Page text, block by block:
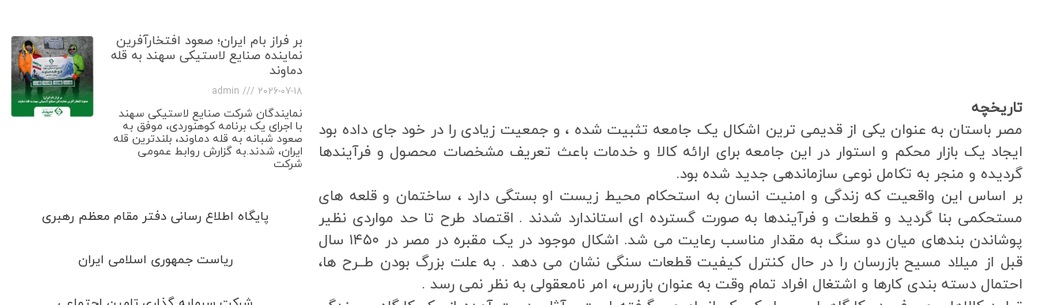
تاریخچه
مصر باستان به عنوان یکی از قدیمی ترین اشکال یک جامعه تثبیت شده ، و جمعیت زیادی را در خود جای داده بود
ایجاد یک بازار محکم و استوار در این جامعه برای ارائه کالا و خدمات باعث تعریف مشخصات محصول و فرآیندها
گردیده و منجر به تکامل نوعی سازماندهی جدید شده بود.
بر اساس این واقعیت که زندگی و امنیت انسان به استحکام محیط زیست او بستگی دارد ، ساختمان و قلعه های
مستحکمی بنا گردید و قطعات و فرآیندها به صورت گسترده ای استاندارد شدند . اقتصاد طرح تا حد مواردی نظیر
پوشاندن بندهای میان دو سنگ به مقدار مناسب رعایت می شد. اشکال موجود در یک مقبره در مصر در ۱۴۵۰ سال
قبل از میلاد مسیح بازرسان را در حال کنترل کیفیت قطعات سنگی نشان می دهد . به علت بزرگ بودن طــرح ها،
احتمال دسته بندی کارها و اشتغال افراد تمام وقت به عنوان بازرس، امر نامعقولی به نظر نمی رسد .
بر فراز بام ایران؛ صعود افتخارآفرین
نماینده صنایع لاستیکی سهند به قله
دماوند
admin 2026-07-18
نمایندگان شرکت صنایع لاستیکی سهند
با اجرای یک برنامه کوهنوردی، موفق به
صعود شبانه به قله دماوند، بلندترین قله
ایران، شدند.به گزارش روابط عمومی
شرکت
پایگاه اطلاع رسانی دفتر مقام معظم رهبری
ریاست جمهوری اسلامی ایران